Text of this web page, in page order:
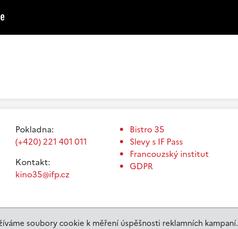
soubory cookie k měření úspěšnosti reklamních kampaní.
Pokladna:
(+420) 221 401 011
Kontakt:
kino35@ifp.cz
Bistro 35
Slevy s IF Pass
Francouzský institut
GDPR